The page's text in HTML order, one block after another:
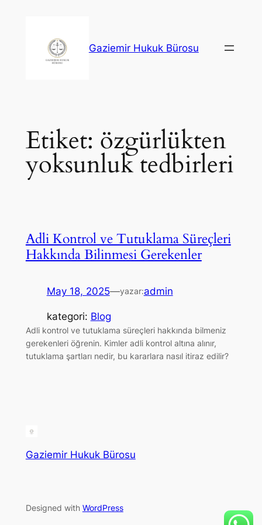
Gaziemir Hukuk Bürosu
Etiket: özgürlükten
yoksunluk tedbirleri
Adli Kontrol ve Tutuklama Süreçleri
Hakkında Bilinmesi Gerekenler
May 18, 2025—yazar:admin
kategori: Blog
Adli kontrol ve tutuklama süreçleri hakkında bilmeniz
gerekenleri öğrenin. Kimler adli kontrol altına alınır,
tutuklama şartları nedir, bu kararlara nasıl itiraz edilir?
Gaziemir Hukuk Bürosu
Designed with WordPress